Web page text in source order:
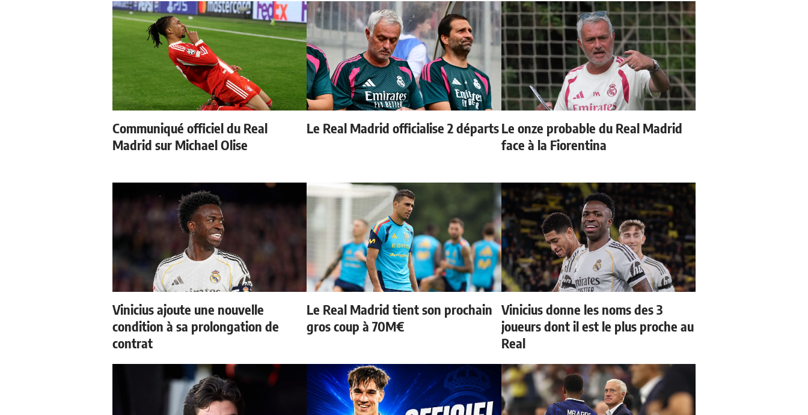
Communiqué officiel du Real
Madrid sur Michael Olise
Le Real Madrid officialise 2 départsLe onze probable du Real Madrid
face à la Fiorentina
Vinicius ajoute une nouvelle
condition à sa prolongation de
contrat
Le Real Madrid tient son prochain
gros coup à 70M€
Vinicius donne les noms des 3
joueurs dont il est le plus proche au
Real